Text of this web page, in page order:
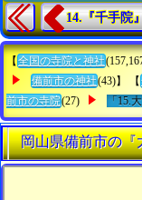
14.『千手院
【 全国の寺院と神社
備前市の神社(43)】 【
前市の寺院(27) 「15.
岡山県備前市の『